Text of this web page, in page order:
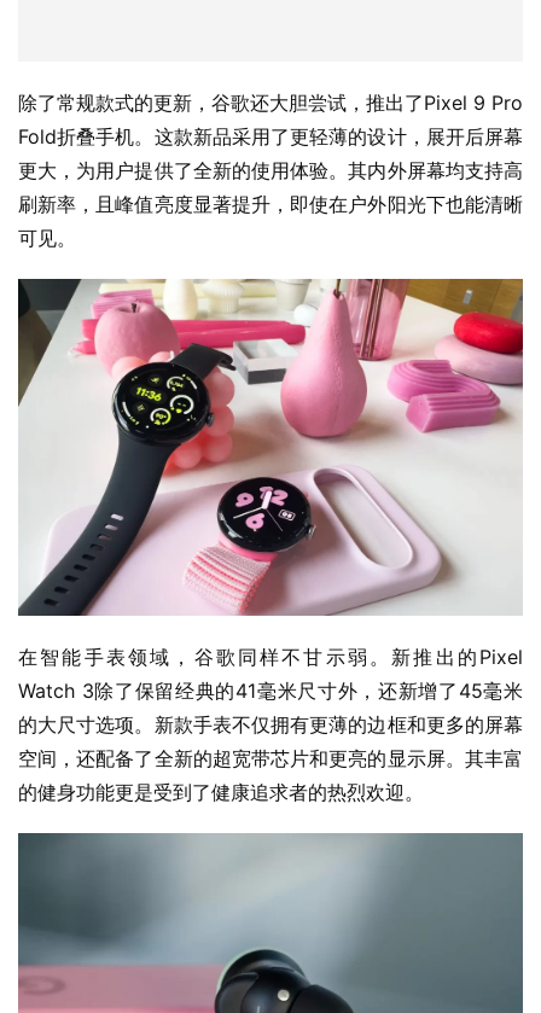
除了常规款式的更新，谷歌还大胆尝试，推出了Pixel 9 Pro
Fold折叠手机。这款新品采用了更轻薄的设计，展开后屏幕
更大，为用户提供了全新的使用体验。其内外屏幕均支持高
刷新率，且峰值亮度显著提升，即使在户外阳光下也能清晰
可见。
在智能手表领域，谷歌同样不甘示弱。新推出的Pixel
Watch 3除了保留经典的41毫米尺寸外，还新增了45毫米
的大尺寸选项。新款手表不仅拥有更薄的边框和更多的屏幕
空间，还配备了全新的超宽带芯片和更亮的显示屏。其丰富
的健身功能更是受到了健康追求者的热烈欢迎。